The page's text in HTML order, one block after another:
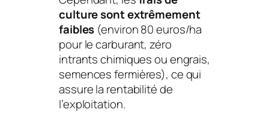
culture sont extrêmement
faibles (environ 80 euros/ha
pour le carburant, zéro
intrants chimiques ou engrais,
semences fermières), ce qui
assure la rentabilité de
l’exploitation.